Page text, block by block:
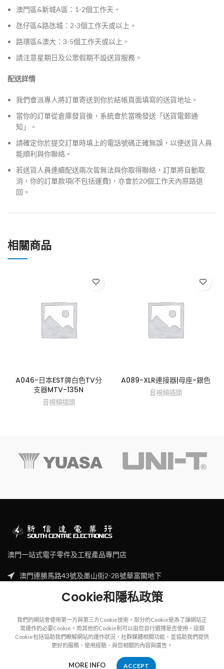
澳門區&新城A區：1-2個工作天。
氹仔區&路氹城：2-3個工作天或以上。
路環區&澳大：3-5個工作天或以上。
請注意星期日及公眾假期不設送貨服務。
配送詳情
我們會派專人將訂單寄送到你於結帳頁面填寫的送貨地址。
當你的訂單從倉庫發貨後，系統會於當晚發送「送貨電郵通
知」。
請確定你於提交訂單時填上的電話號碼正確無誤，以便送貨人員
能順利與你聯絡。
若送貨人員連續配送兩次皆無法與你取得聯絡，訂單將自動取
消，你的訂單款項(不包括運費)，亦會於20個工作天內原路退
回。
相關商品
A046-日本EST牌白色TV分
支器MTV-135N
音視頻插頭
A089-XLR連接器|母座-銀色
音視頻插頭
澳門一站式電子零件及工程產品專門店
澳門連勝馬路43號及墨山街2-2B號華富閣地下
2023SOUTH CENTRE ELECTRIONCISAll rights reserved.
Cookie和隱私政策
我們的網站會使用第一方與第三方Cookie技術。部分的Cookie是為了讓網站正
常運作的必要Cookie。而其他的Cookie則可以由您自行選擇是否使用，這類
Cookie包括協助我們瞭解網站的運作狀況、社群媒體相關功能、並協助我們提供
更好的服務、使用經驗、與您相關的內容與廣告。
MORE INFO ACCEPT